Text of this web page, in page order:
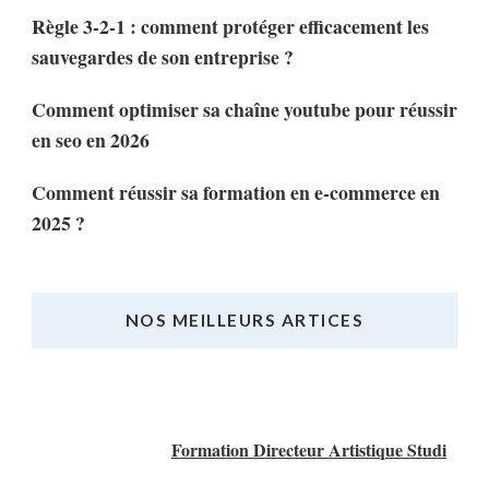
Règle 3-2-1 : comment protéger efficacement les
sauvegardes de son entreprise ?
Comment optimiser sa chaîne youtube pour réussir
en seo en 2026
Comment réussir sa formation en e-commerce en
2025 ?
NOS MEILLEURS ARTICES
Formation Directeur Artistique Studi